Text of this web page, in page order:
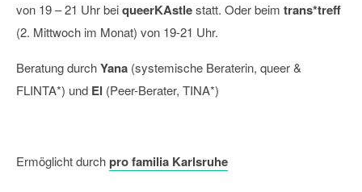
von 19 – 21 Uhr beiqueerKAstlestatt. Oder beim trans*treff
(2. Mittwoch im Monat) von 19-21 Uhr.
Beratung durchYana (systemische Beraterin, queer &
FLINTA*) und El (Peer-Berater, TINA*)
Ermöglicht durchpro familia Karlsruhe